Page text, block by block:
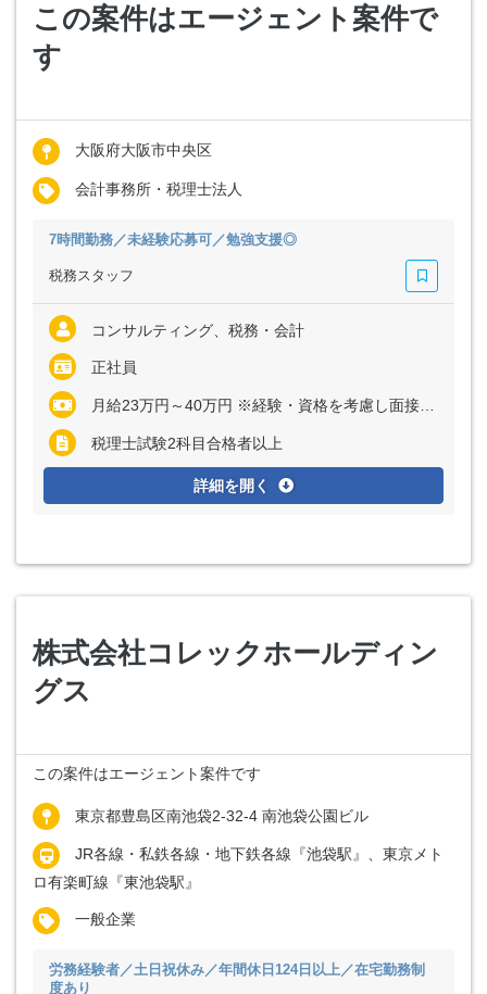
この案件はエージェント案件で
す
大阪府大阪市中央区
会計事務所・税理士法人
7時間勤務／未経験応募可／勉強支援◎
税務スタッフ
コンサルティング、税務・会計
正社員
月給23万円～40万円 ※経験・資格を考慮し面接の上、当社規定により決定いたします
税理士試験2科目合格者以上
詳細を開く
株式会社コレックホールディン
グス
この案件はエージェント案件です
東京都豊島区南池袋2-32-4 南池袋公園ビル
JR各線・私鉄各線・地下鉄各線『池袋駅』、東京メト
ロ有楽町線『東池袋駅』
一般企業
労務経験者／土日祝休み／年間休日124日以上／在宅勤務制
度あり